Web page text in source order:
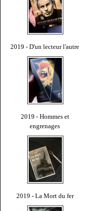
2019 - D'un lecteur l'autre
2019 - Hommes et
engrenages
2019 - La Mort du fer